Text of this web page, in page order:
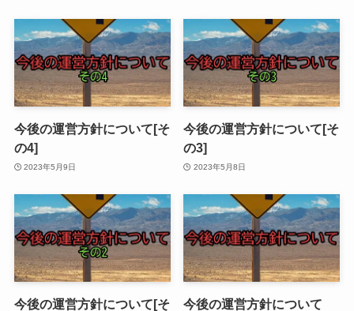
今後の運営方針について[そ
の4]
2023年5月9日
今後の運営方針について[そ
の3]
2023年5月8日
今後の運営方針について[そ 今後の運営方針について